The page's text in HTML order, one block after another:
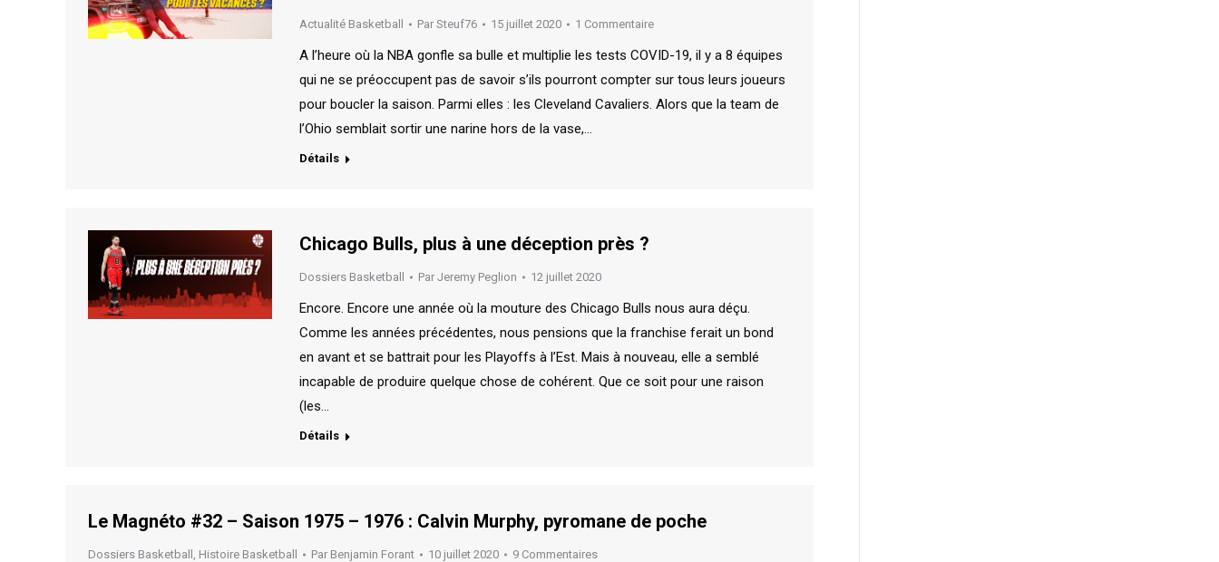
Actualité Basketball Par Steuf76 15 juillet 2020 1 Commentaire
A l’heure où la NBA gonfle sa bulle et multiplie les tests COVID-19, il y a 8 équipes
qui ne se préoccupent pas de savoir s’ils pourront compter sur tous leurs joueurs
pour boucler la saison. Parmi elles : les Cleveland Cavaliers. Alors que la team de
l’Ohio semblait sortir une narine hors de la vase,…
Détails
Chicago Bulls, plus à une déception près ?
Dossiers Basketball Par Jeremy Peglion 12 juillet 2020
Encore. Encore une année où la mouture des Chicago Bulls nous aura déçu.
Comme les années précédentes, nous pensions que la franchise ferait un bond
en avant et se battrait pour les Playoffs à l’Est. Mais à nouveau, elle a semblé
incapable de produire quelque chose de cohérent. Que ce soit pour une raison
(les…
Détails
Le Magnéto #32 – Saison 1975 – 1976 : Calvin Murphy, pyromane de poche
Dossiers Basketball , Histoire Basketball Par Benjamin Forant 10 juillet 2020 9 Commentaires